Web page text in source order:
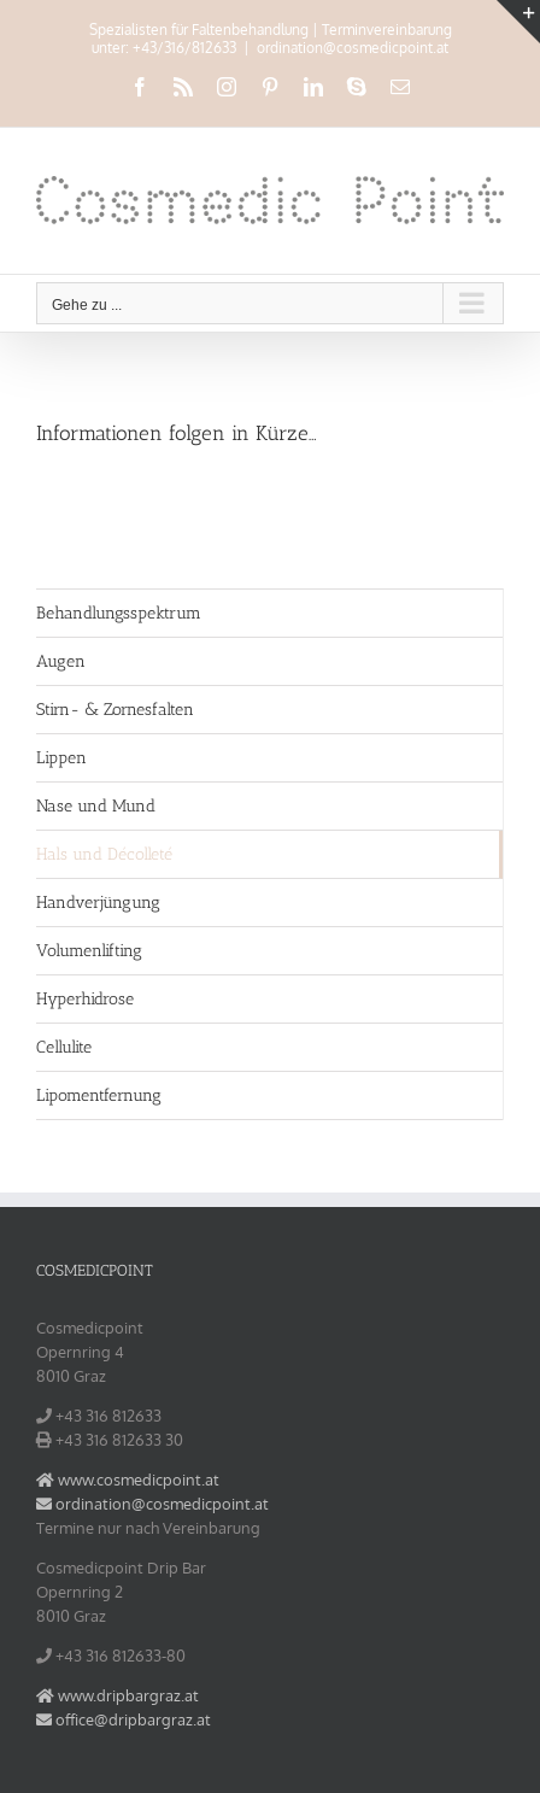
Spezialisten für Faltenbehandlung | Terminvereinbarung
unter: +43/316/812633
ordination@cosmedicpoint.at
Facebook
Rss InstagramPinterestLinkedIn
SkypeE-
Gehe zu ...
Informationen folgen in Kürze…
Behandlungsspektrum
Augen
Stirn- & Zornesfalten
Lippen
Nase und Mund
Hals und Décolleté
Handverjüngung
Volumenlifting
Hyperhidrose
Cellulite
Lipomentfernung
COSMEDICPOINT
Cosmedicpoint
Opernring 4
8010 Graz
+43 316 812633‬
+43 316 812633‬ 30
www.cosmedicpoint.at
ordination@cosmedicpoint.at
Termine nur nach Vereinbarung
Cosmedicpoint Drip Bar
Opernring 2
8010 Graz
+43 316 812633‬-80
www.dripbargraz.at
office@dripbargraz.at